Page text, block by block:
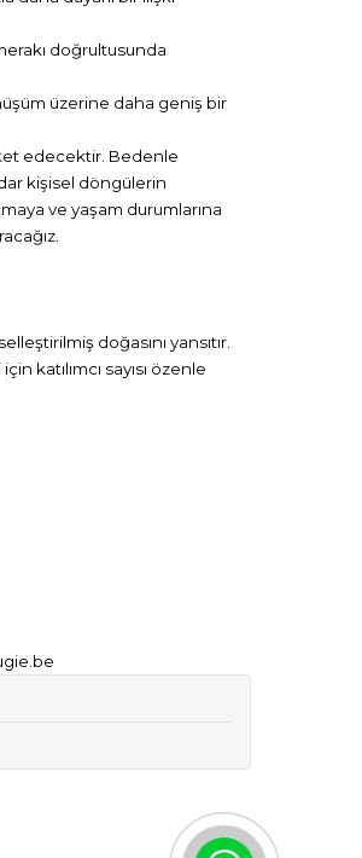
doğrultusunda
üzerine daha geniş bir
edecektir. Bedenle
kişisel döngülerin
ve yaşam durumlarına
doğasını yansıtır.
katılımcı sayısı özenle